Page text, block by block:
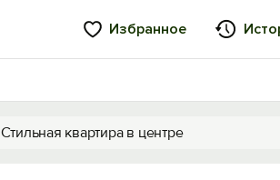
Избранное
Стильная квартира в центре